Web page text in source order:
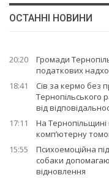
ОСТАННІ НОВИНИ
20:20
Громади
податкових
18:41
Сів за кермо без
Тернопільського
від
17:11
На
комп’ютерну
15:55
Психоемоційна
собаки
відновлення